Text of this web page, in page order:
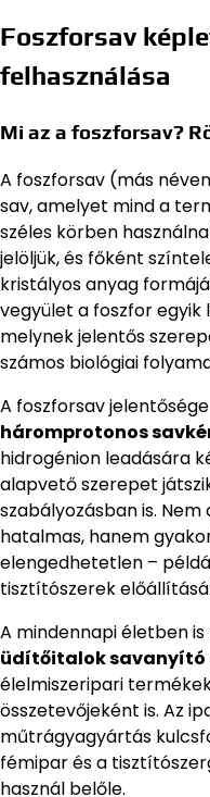
Foszforsav
felhasználása
Mi az a foszforsav?
A foszforsav (más
sav, amelyet mind a
széles körben
jelöljük, és főként
kristályos anyag
vegyület a foszfor
melynek jelentős
számos biológiai
A foszforsav
háromprotonos
hidrogénion leadására
alapvető szerepet
szabályozásban is.
hatalmas, hanem
elengedhetetlen –
tisztítószerek
A mindennapi életben
üdítőitalok savanyító
élelmiszeripari
összetevőjeként is. Az
műtrágyagyártás
fémipar és a
használ belőle.